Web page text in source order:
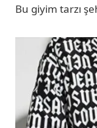
Bu giyim tarzı